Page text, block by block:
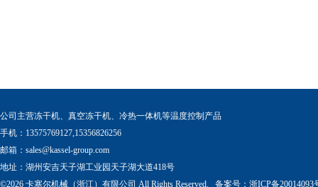
公司主营冻干机、真空冻干机、冷热一体机等温度控制产品
手机：13575769127,15356826256
邮箱： sales@kassel-group.com
地址：湖州安吉天子湖工业园天子湖大道418号
©2026 卡塞尔机械（浙江）有限公司 All Rights Reserved. 备案号： 浙ICP备20014093